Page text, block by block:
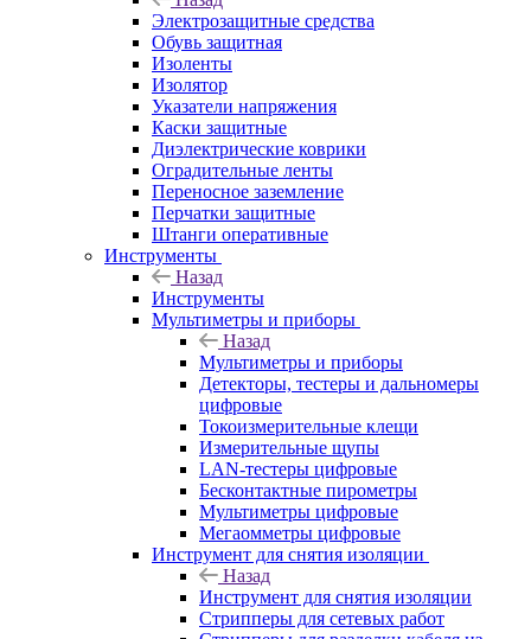
Электрозащитные средства
Обувь защитная
Изоленты
Изолятор
Указатели напряжения
Каски защитные
Диэлектрические коврики
Оградительные ленты
Переносное заземление
Перчатки защитные
Штанги оперативные
Инструменты
Назад
Инструменты
Мультиметры и приборы
Назад
Мультиметры и приборы
Детекторы, тестеры и дальномеры
цифровые
Токоизмерительные клещи
Измерительные щупы
LAN-тестеры цифровые
Бесконтактные пирометры
Мультиметры цифровые
Мегаомметры цифровые
Инструмент для снятия изоляции
Назад
Инструмент для снятия изоляции
Стрипперы для сетевых работ